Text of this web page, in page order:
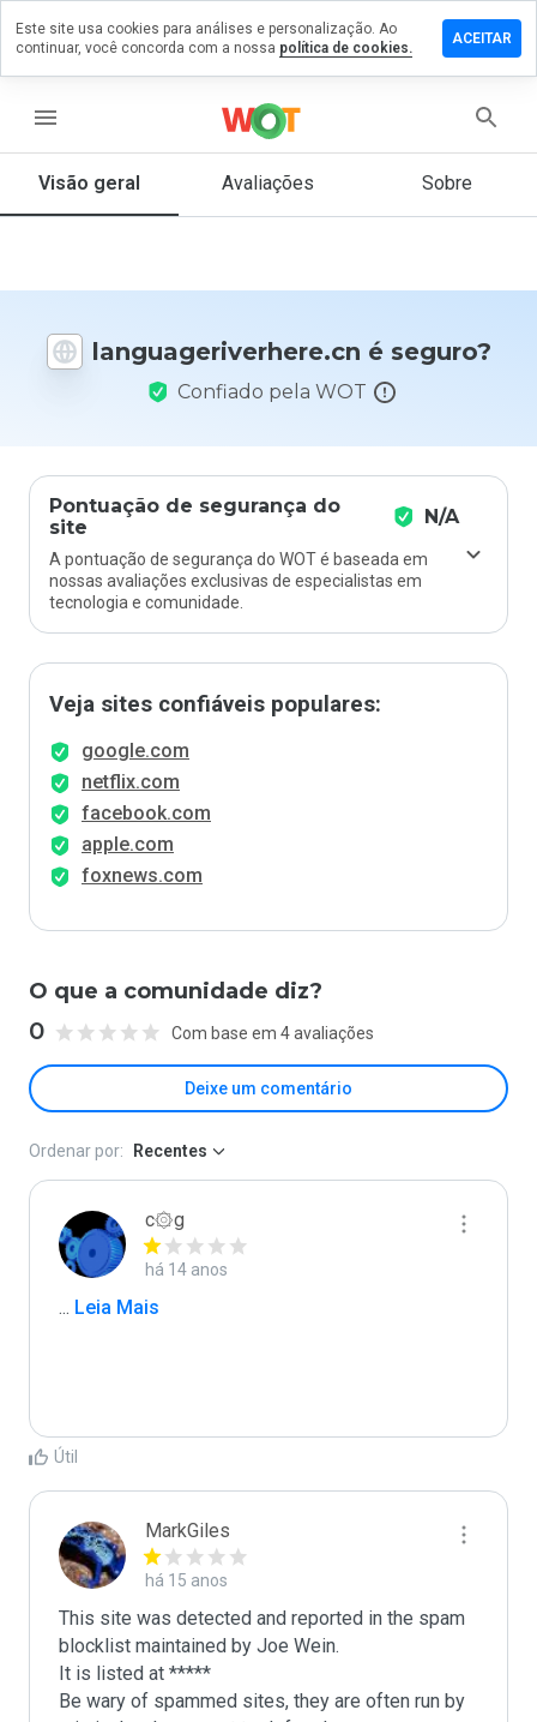
menu
Visão geral Avaliações Sobre
languageriverhere.cn é seguro?
Confiado pela WOT
Pontuação de segurança do
site
N/A
A pontuação de segurança do WOT é baseada em
nossas avaliações exclusivas de especialistas em
tecnologia e comunidade.
Veja sites confiáveis populares:
google.com
netflix.com
facebook.com
apple.com
foxnews.com
O que a comunidade diz?
0 Com base em 4 avaliações
Deixe um comentário
em
De 1
nota
daria
este
Ordenar por: Recentes
c۞g
há 14 anos
... Leia Mais
Útil
MarkGiles
há 15 anos
This site was detected and reported in the spam
blocklist maintained by Joe Wein.
It is listed at *****
Be wary of spammed sites, they are often run by
Este site usa cookies para análises e personalização. Ao
continuar, você concorda com a nossa política de cookies.
ACEITAR